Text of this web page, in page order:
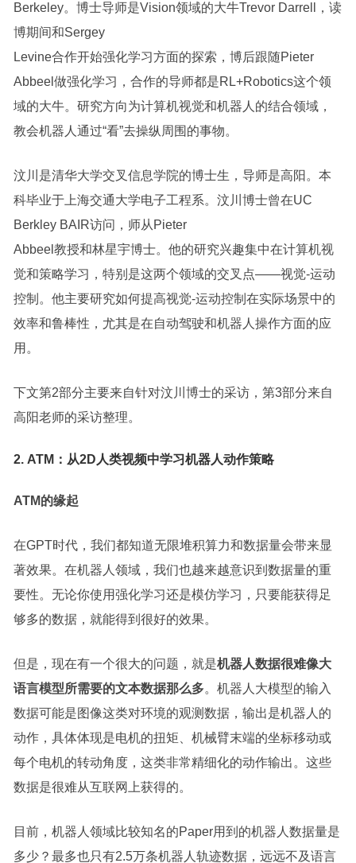
Berkeley。博士导师是Vision领域的大牛Trevor Darrell，读
博期间和Sergey
Levine合作开始强化学习方面的探索，博后跟随Pieter
Abbeel做强化学习，合作的导师都是RL+Robotics这个领
域的大牛。研究方向为计算机视觉和机器人的结合领域，
教会机器人通过“看”去操纵周围的事物。
汶川是清华大学交叉信息学院的博士生，导师是高阳。本
科毕业于上海交通大学电子工程系。汶川博士曾在UC
Berkley BAIR访问，师从Pieter
Abbeel教授和林星宇博士。他的研究兴趣集中在计算机视
觉和策略学习，特别是这两个领域的交叉点——视觉-运动
控制。他主要研究如何提高视觉-运动控制在实际场景中的
效率和鲁棒性，尤其是在自动驾驶和机器人操作方面的应
用。
下文第2部分主要来自针对汶川博士的采访，第3部分来自
高阳老师的采访整理。
2. ATM：从2D人类视频中学习机器人动作策略
ATM的缘起
在GPT时代，我们都知道无限堆积算力和数据量会带来显
著效果。在机器人领域，我们也越来越意识到数据量的重
要性。无论你使用强化学习还是模仿学习，只要能获得足
够多的数据，就能得到很好的效果。
但是，现在有一个很大的问题，就是机器人数据很难像大
语言模型所需要的文本数据那么多。机器人大模型的输入
数据可能是图像这类对环境的观测数据，输出是机器人的
动作，具体体现是电机的扭矩、机械臂末端的坐标移动或
每个电机的转动角度，这类非常精细化的动作输出。这些
数据是很难从互联网上获得的。
目前，机器人领域比较知名的Paper用到的机器人数据量是
多少？最多也只有2.5万条机器人轨迹数据，远远不及语言